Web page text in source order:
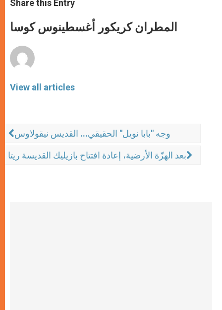
s
p
p
e
e
b
o
k
Share this Entry
المطران كريكور أغسطينوس كوسا
View all articles
وجه "بابا نويل" الحقيقي... القديس نيقولاوس
بعد الهزّة الأرضية، إعادة افتتاح بازيليك القديسة ريتا